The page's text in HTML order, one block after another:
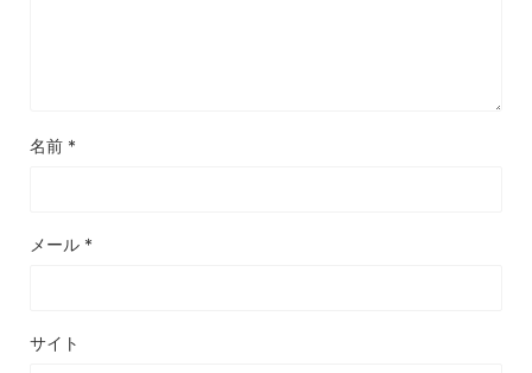
名前 *
メール *
サイト